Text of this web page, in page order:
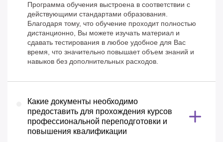
Программа обучения выстроена в соответствии с
действующими стандартами образования.
Благодаря тому, что обучение проходит полностью
дистанционно, Вы можете изучать материал и
сдавать тестирования в любое удобное для Вас
время, что значительно повышает объем знаний и
навыков без дополнительных расходов.
Какие документы необходимо
предоставить для прохождения курсов
профессиональной переподготовки и
повышения квалификации